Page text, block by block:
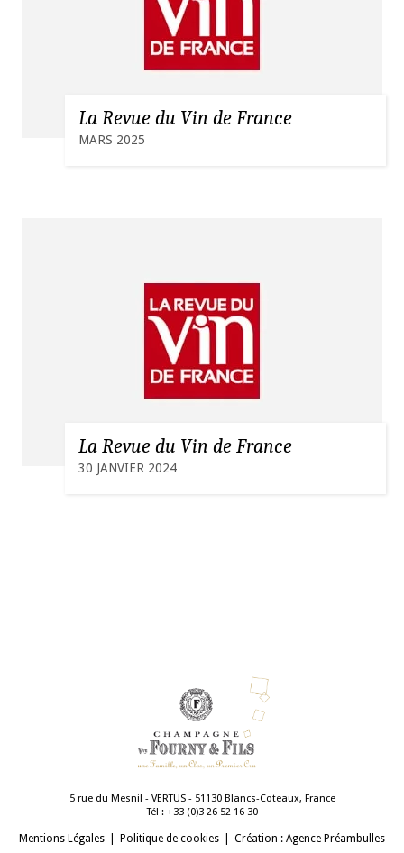
La Revue du Vin de France
MARS 2025
La Revue du Vin de France
30 JANVIER 2024
5 rue du Mesnil - VERTUS - 51130 Blancs-Coteaux, France
Tél : 03 61 25 62 3(0) 33+
Mentions Légales Politique de cookies Création : Agence Préambulles